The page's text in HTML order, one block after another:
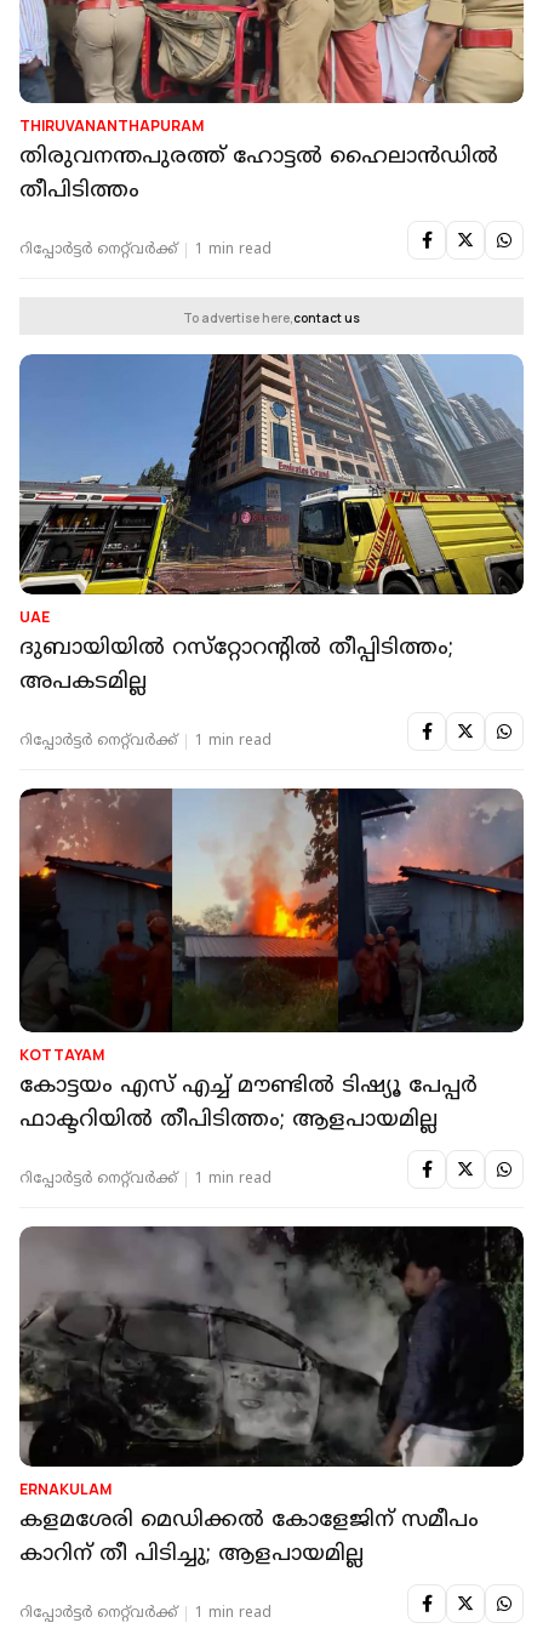
THIRUVANANTHAPURAM
തിരുവനന്തപുരത്ത് ഹോട്ടല്‍ ഹൈലാന്‍ഡില്‍
തീപിടിത്തം
റിപ്പോർട്ടർ നെറ്റ്‌വര്‍ക്ക്‌ 1 min read
To advertise here,contact us
UAE
ദുബായിയില്‍ റസ്‌റ്റോറന്റില്‍ തീപ്പിടിത്തം;
അപകടമില്ല
റിപ്പോർട്ടർ നെറ്റ്‌വര്‍ക്ക്‌ 1 min read
KOTTAYAM
കോട്ടയം എസ് എച്ച് മൗണ്ടില്‍ ടിഷ്യൂ പേപ്പര്‍
ഫാക്ടറിയില്‍ തീപിടിത്തം; ആളപായമില്ല
റിപ്പോർട്ടർ നെറ്റ്‌വര്‍ക്ക്‌ 1 min read
ERNAKULAM
കളമശേരി മെഡിക്കല്‍ കോളേജിന് സമീപം
കാറിന് തീ പിടിച്ചു; ആളപായമില്ല
റിപ്പോർട്ടർ നെറ്റ്‌വര്‍ക്ക്‌ 1 min read